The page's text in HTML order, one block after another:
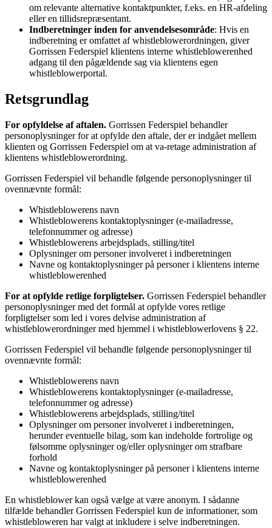
om relevante alternative kontaktpunkter, f.eks. en HR-afdeling
eller en tillidsrepræsentant.
Indberetninger inden for anvendelsesområde: Hvis en
indberetning er omfattet af whistleblowerordningen, giver
Gorrissen Federspiel klientens interne whistleblowerenhed
adgang til den pågældende sag via klientens egen
whistleblowerportal.
Retsgrundlag
For opfyldelse af aftalen. Gorrissen Federspiel behandler
personoplysninger for at opfylde den aftale, der er indgået mellem
klienten og Gorrissen Federspiel om at va-retage administration af
klientens whistleblowerordning.
Gorrissen Federspiel vil behandle følgende personoplysninger til
ovennævnte formål:
Whistleblowerens navn
Whistleblowerens kontaktoplysninger (e-mailadresse,
telefonnummer og adresse)
Whistleblowerens arbejdsplads, stilling/titel
Oplysninger om personer involveret i indberetningen
Navne og kontaktoplysninger på personer i klientens interne
whistleblowerenhed
For at opfylde retlige forpligtelser. Gorrissen Federspiel behandler
personoplysninger med det formål at opfylde vores retlige
forpligtelser som led i vores delvise administration af
whistleblowerordninger med hjemmel i whistleblowerlovens § 22.
Gorrissen Federspiel vil behandle følgende personoplysninger til
ovennævnte formål:
Whistleblowerens navn
Whistleblowerens kontaktoplysninger (e-mailadresse,
telefonnummer og adresse)
Whistleblowerens arbejdsplads, stilling/titel
Oplysninger om personer involveret i indberetningen,
herunder eventuelle bilag, som kan indeholde fortrolige og
følsomme oplysninger og/eller oplysninger om strafbare
forhold
Navne og kontaktoplysninger på personer i klientens interne
whistleblowerenhed
En whistleblower kan også vælge at være anonym. I sådanne
tilfælde behandler Gorrissen Federspiel kun de informationer, som
whistlebloweren har valgt at inkludere i selve indberetningen.